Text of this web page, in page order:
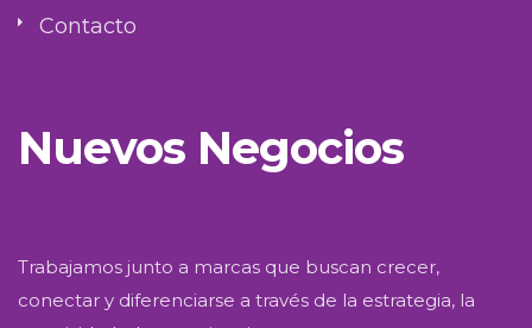
Contacto
Nuevos Negocios
Trabajamos junto a marcas que buscan crecer,
conectar y diferenciarse a través de la estrategia, la